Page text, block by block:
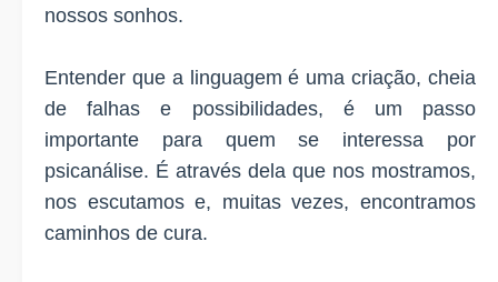
nossos sonhos.
Entender que a linguagem é uma criação, cheia
de falhas e possibilidades, é um passo
importante para quem se interessa por
psicanálise. É através dela que nos mostramos,
nos escutamos e, muitas vezes, encontramos
caminhos de cura.